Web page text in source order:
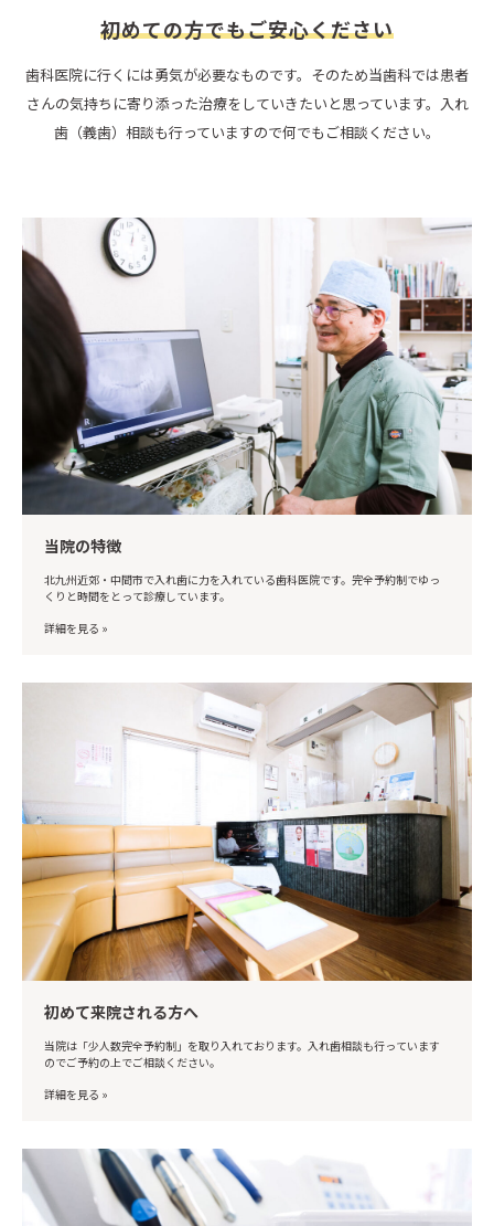
初めての方でもご安心ください
歯科医院に行くには勇気が必要なものです。そのため当歯科では患者
さんの気持ちに寄り添った治療をしていきたいと思っています。入れ
歯（義歯）相談も行っていますので何でもご相談ください。
当院の特徴
北九州近郊・中間市で入れ歯に力を入れている歯科医院です。完全予約制でゆっ
くりと時間をとって診療しています。
詳細を見る »
初めて来院される方へ
当院は「少人数完全予約制」を取り入れております。入れ歯相談も行っています
のでご予約の上でご相談ください。
詳細を見る »